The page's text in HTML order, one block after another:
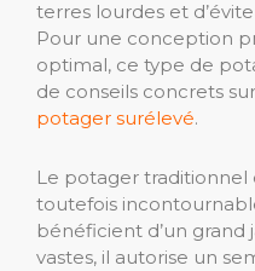
terres lourdes et
Pour une conception
optimal, ce type de
de conseils concrets sur
potager surélevé.
Le potager
toutefois
bénéficient d’un grand
vastes, il autorise un